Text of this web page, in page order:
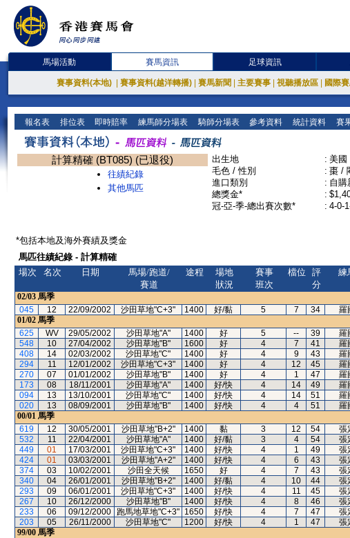
馬場活動 賽馬資訊 足球資訊
賽事資料(本地) 賽事資料(越洋轉播) 賽馬新聞 主要賽事 視聽播放區 國際
報名表 排位表 即時賠率 練馬師分場表 騎師分場表 參考資料 統計資料 賽
計算精確 (BT085) (已退役)
往績紀錄
其他馬匹
出生地 : 美國
毛色 / 性別
: 棗 /
進口類別
: 自購
總獎金*
:
冠-亞-季-總出賽次數*
: 4-0-
*包括本地及海外賽績及獎金
馬匹往績紀錄 - 計算精確
場次
名次 日期
馬場/跑道/
賽道
途程
場地
狀況
賽事
班次
檔位
評
分
練
02/03 馬季
045
12 22/09/2002 沙田草地"C+3" 1400 好/黏 5 7 34 羅
01/02 馬季
625
WV 29/05/2002 沙田草地"A" 1400 好 5 -- 39 羅
548
10 27/04/2002 沙田草地"B" 1600 好 4 7 41 羅
408
14 02/03/2002 沙田草地"C" 1400 好 4 9 43 羅
294
11 12/01/2002 沙田草地"C+3" 1400 好 4 12 45 羅
270
07 01/01/2002 沙田草地"B" 1400 好 4 1 47 羅
173
08 18/11/2001 沙田草地"A" 1400 好/快 4 14 49 羅
094
13 13/10/2001 沙田草地"C" 1400 好/快 4 14 51 羅
020
13 08/09/2001 沙田草地"B" 1400 好/快 4 4 51 羅
00/01 馬季
619
12 30/05/2001 沙田草地"B+2" 1400 黏 3 12 54 張
532
11 22/04/2001 沙田草地"A" 1400 好/黏 3 4 54 張
449
01 17/03/2001 沙田草地"C+3" 1400 好/快 4 1 49 張
424
01 03/03/2001 沙田草地"A+2" 1400 好/快 4 6 43 張
374
03 10/02/2001 沙田全天候 1650 好 4 7 43 張
340
04 26/01/2001 沙田草地"B+2" 1400 好/黏 4 10 44 張
293
09 06/01/2001 沙田草地"C+3" 1400 好/快 4 11 45 張
267
10 26/12/2000 沙田草地"B" 1400 好/快 4 8 46 張
233
06 09/12/2000 跑馬地草地"C+3" 1650 好/快 4 7 47 張
203
05 26/11/2000 沙田草地"C" 1200 好/快 4 1 47 張
99/00 馬季